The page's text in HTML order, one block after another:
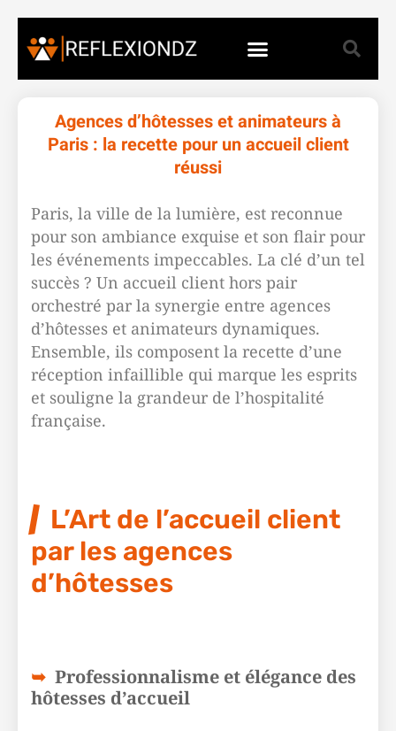
Agences d’hôtesses et animateurs à
Paris : la recette pour un accueil client
réussi
Paris, la ville de la lumière, est reconnue
pour son ambiance exquise et son flair pour
les événements impeccables. La clé d’un tel
succès ? Un accueil client hors pair
orchestré par la synergie entre agences
d’hôtesses et animateurs dynamiques.
Ensemble, ils composent la recette d’une
réception infaillible qui marque les esprits
et souligne la grandeur de l’hospitalité
française.
L’Art de l’accueil client
par les agences
d’hôtesses
Professionnalisme et élégance des
hôtesses d’accueil